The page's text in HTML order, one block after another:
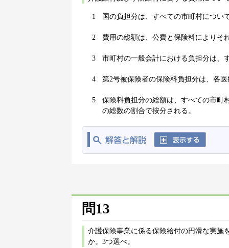
1 国の負担分は、すべての市町村につい
2 費用の総額は、公費と保険料によりそ
3 市町村の一般会計における負担分は、
4 第2号被保険者の保険料負担分は、各
5
保険料負担分の総額は、すべての市町
の総数の割合で按分される。
問13
介護保険事業に係る保険給付の円滑な実施
か。3つ選べ。